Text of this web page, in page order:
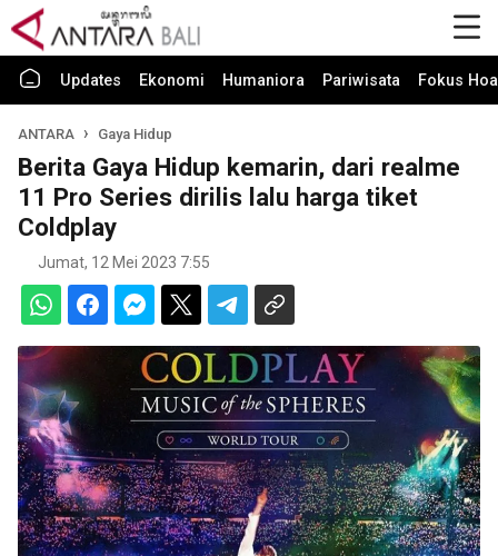
Updates Ekonomi Humaniora Pariwisata Fokus
ANTARA Gaya Hidup
Berita Gaya Hidup kemarin, dari realme
11 Pro Series dirilis lalu harga tiket
Coldplay
Jumat, 12 Mei 2023 7:55